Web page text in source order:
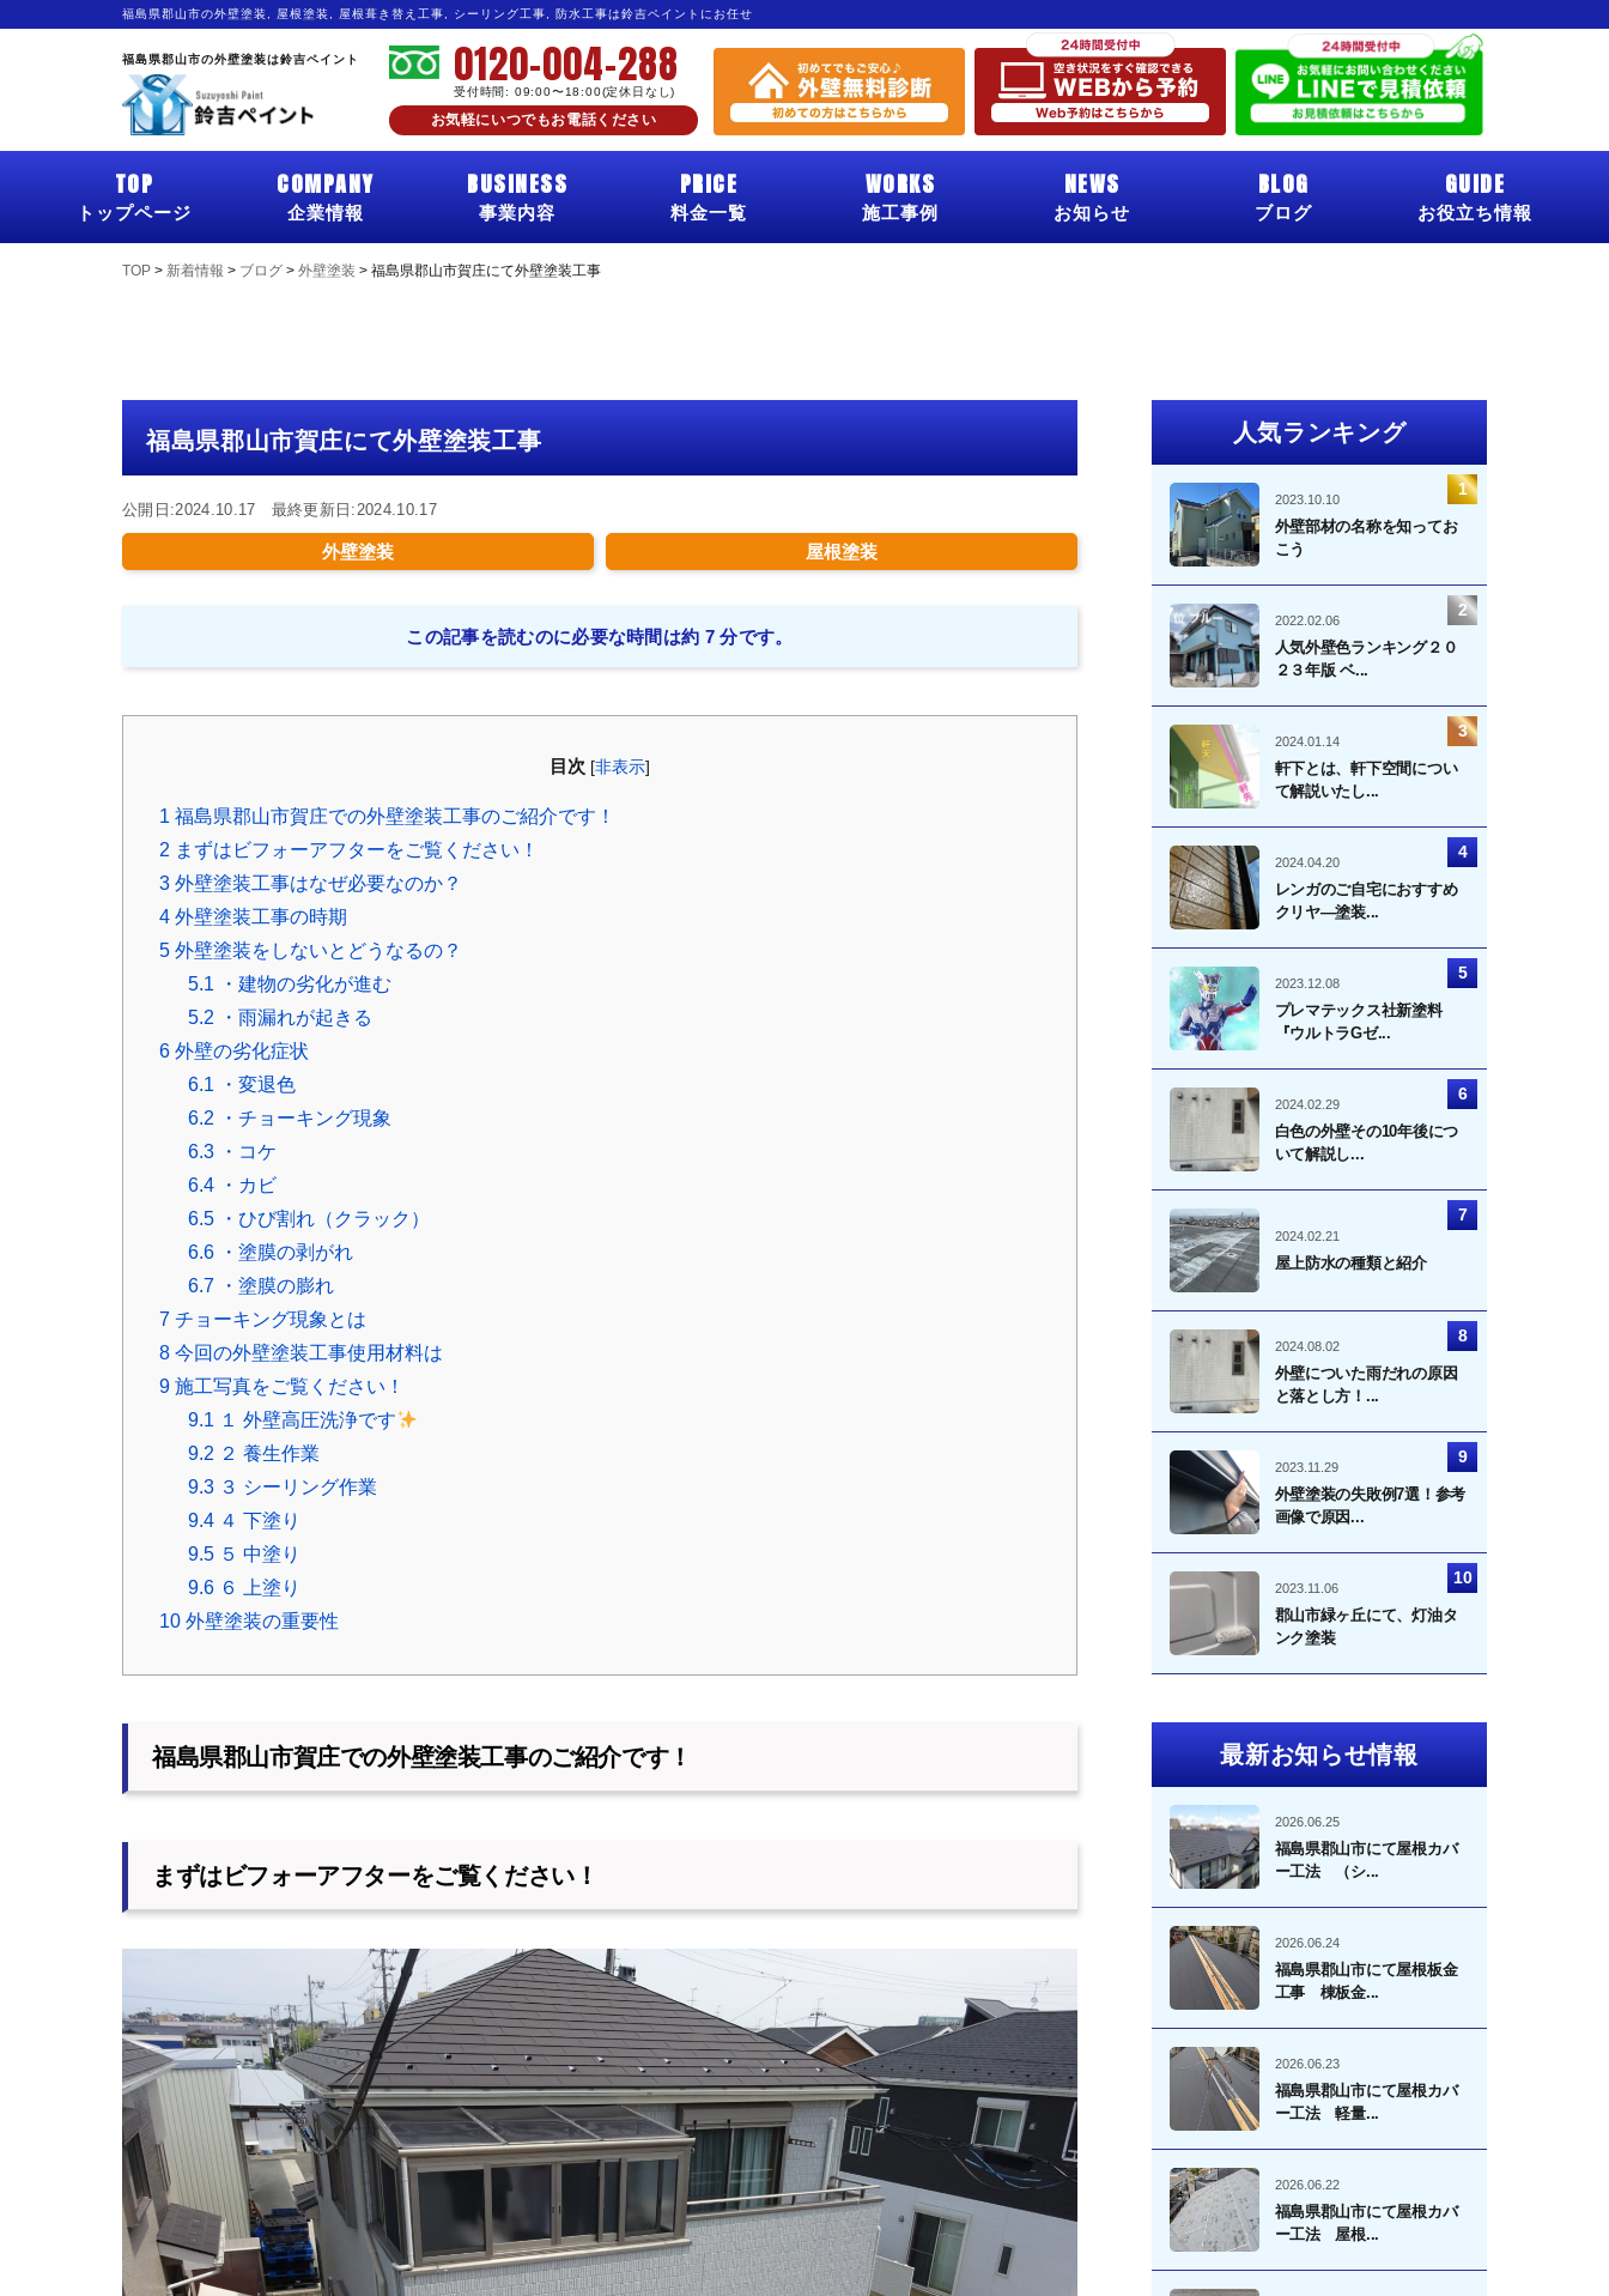
福島県郡山市の外壁塗装, 屋根塗装, 屋根葺き替え工事, シーリング工事, 防水工事は鈴吉ペイントにお任せ
福島県郡山市の外壁塗装は鈴吉ペイント 0120-004-288
受付時間: 09:00〜18:00(定休日なし)
お気軽にいつでもお電話ください
TOP
トップページ
COMPANY
企業情報
BUSINESS
事業内容
PRICE
料金一覧
WORKS
施工事例
NEWS
お知らせ
BLOG
ブログ
GUIDE
お役立ち情報
TOP > 新着情報 > ブログ > 外壁塗装 > 福島県郡山市賀庄にて外壁塗装工事
福島県郡山市賀庄にて外壁塗装工事
公開日:2024.10.17 最終更新日:2024.10.17
外壁塗装 屋根塗装
この記事を読むのに必要な時間は約 7 分です。
目次 [非表示]
1 福島県郡山市賀庄での外壁塗装工事のご紹介です！
2 まずはビフォーアフターをご覧ください！
3 外壁塗装工事はなぜ必要なのか？
4 外壁塗装工事の時期
5 外壁塗装をしないとどうなるの？
5.1 ・建物の劣化が進む
5.2 ・雨漏れが起きる
6 外壁の劣化症状
6.1 ・変退色
6.2 ・チョーキング現象
6.3 ・コケ
6.4 ・カビ
6.5 ・ひび割れ（クラック）
6.6 ・塗膜の剥がれ
6.7 ・塗膜の膨れ
7 チョーキング現象とは
8 今回の外壁塗装工事使用材料は
9 施工写真をご覧ください！
9.1 １ 外壁高圧洗浄です
9.2 ２ 養生作業
9.3 ３ シーリング作業
9.4 ４ 下塗り
9.5 ５ 中塗り
9.6 ６ 上塗り
10 外壁塗装の重要性
福島県郡山市賀庄での外壁塗装工事のご紹介です！
まずはビフォーアフターをご覧ください！
人気ランキング
2023.10.10
外壁部材の名称を知ってお
こう
2022.02.06
人気外壁色ランキング２０
２３年版 ベ...
2024.01.14
軒下とは、軒下空間につい
て解説いたし...
2024.04.20
レンガのご自宅におすすめ
クリヤ―塗装...
2023.12.08
プレマテックス社新塗料
『ウルトラGゼ...
2024.02.29
白色の外壁その10年後につ
いて解説し...
2024.02.21
屋上防水の種類と紹介
2024.08.02
外壁についた雨だれの原因
と落とし方！...
2023.11.29
外壁塗装の失敗例7選！参考
画像で原因...
2023.11.06
郡山市緑ヶ丘にて、灯油タ
ンク塗装
最新お知らせ情報
2026.06.25
福島県郡山市にて屋根カバ
ー工法 （シ...
2026.06.24
福島県郡山市にて屋根板金
工事 棟板金...
2026.06.23
福島県郡山市にて屋根カバ
ー工法 軽量...
2026.06.22
福島県郡山市にて屋根カバ
ー工法 屋根...